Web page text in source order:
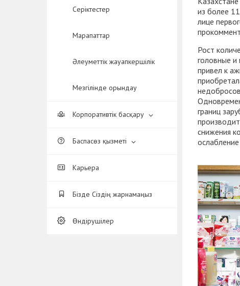
Серіктестер
Марапаттар
Әлеуметтік жауапкершілік
Мезгілінде орындау
Корпоративтік басқару
Баспасөз қызметі
Карьера
Бізде Сіздің жарнамаңыз
Өндірушілер
из более
лице
Рост
головные
привел к
границ
снижения